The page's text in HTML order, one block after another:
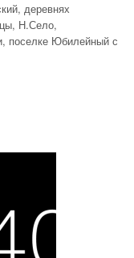
деревнях
Н.Село,
поселке Юбилейный с